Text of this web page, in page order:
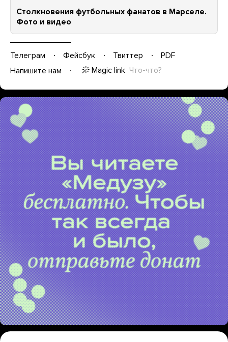
Столкновения футбольных фанатов в Марселе.
Фото и видео
Телеграм Фейсбук Твиттер
PDF
Напишите нам
Magic link Что-что?